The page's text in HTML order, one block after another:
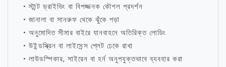
• স্টান্ট ড্রাইভিং বা বিপজ্জনক কৌশল প্রদর্শন
• জানালা বা সানরুফ থেকে ঝুঁকে পড়া
• অনুমোদিত সীমার বাইরে যানবাহনে অতিরিক্ত লোডিং
• উইন্ডস্ক্রিন বা লাইসেন্স প্লেট ঢেকে রাখা
• লাউডস্পিকার, সাইরেন বা হর্ন অনুপযুক্তভাবে ব্যবহার করা